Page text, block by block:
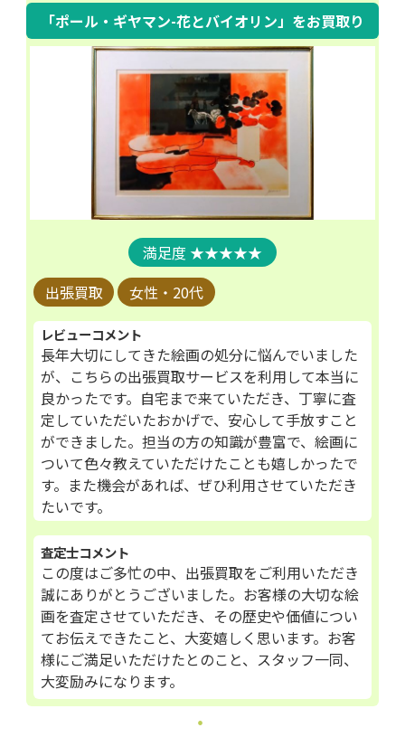
「ポール・ギヤマン-花とバイオリン」 をお買取り
★★★★★
出張買取
女性・20代
レビューコメント
長年大切にしてきた絵画の処分に悩んでいました
が、こちらの出張買取サービスを利用して本当に
良かったです。自宅まで来ていただき、丁寧に査
定していただいたおかげで、安心して手放すこと
ができました。担当の方の知識が豊富で、絵画に
ついて色々教えていただけたことも嬉しかったで
す。また機会があれば、ぜひ利用させていただき
たいです。
査定士コメント
この度はご多忙の中、出張買取をご利用いただき
誠にありがとうございました。お客様の大切な絵
画を査定させていただき、その歴史や価値につい
てお伝えできたこと、大変嬉しく思います。お客
様にご満足いただけたとのこと、スタッフ一同、
大変励みになります。